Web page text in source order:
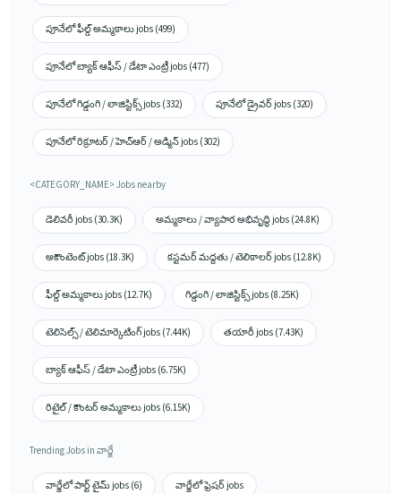
పూనేలో ఫీల్డ్ అమ్మకాలు jobs (499)
పూనేలో బ్యాక్ ఆఫీస్ / డేటా ఎంట్రీ jobs (477)
పూనేలో గిడ్డంగి / లాజిస్టిక్స్ jobs (332) పూనేలో డ్రైవర్ jobs (320)
పూనేలో రిక్రూటర్ / హెచ్ఆర్ / అడ్మిన్ jobs (302)
<CATEGORY_NAME> Jobs nearby
డెలివరీ jobs (30.3K) అమ్మకాలు / వ్యాపార అభివృద్ధి jobs (24.8K)
అకౌంటెంట్ jobs (18.3K) కస్టమర్ మద్దతు / టెలికాలర్ jobs (12.8K)
ఫీల్డ్ అమ్మకాలు jobs (12.7K) గిడ్డంగి / లాజిస్టిక్స్ jobs (8.25K)
టెలిసెల్స్ / టెలిమార్కెటింగ్ jobs (7.44K) తయారీ jobs (7.43K)
బ్యాక్ ఆఫీస్ / డేటా ఎంట్రీ jobs (6.75K)
రిటైల్ / కౌంటర్ అమ్మకాలు jobs (6.15K)
Trending Jobs in వార్జే
వార్జేలో పార్ట్ టైమ్ jobs (6) వార్జేలో ఫ్రెషర్ jobs